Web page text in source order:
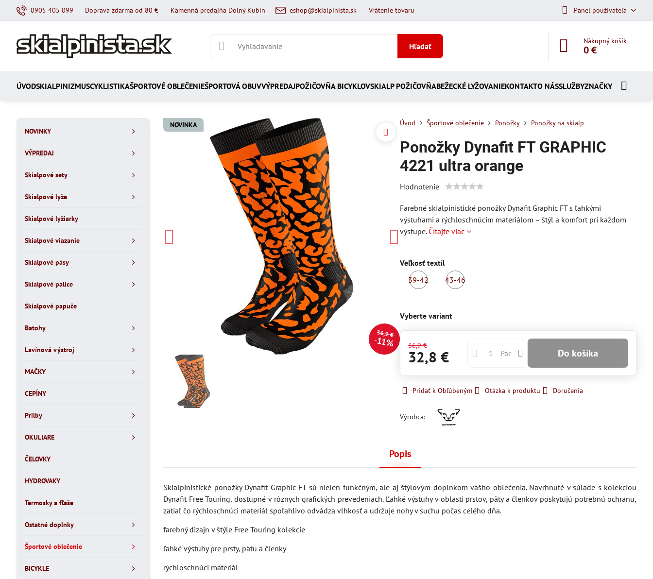
0905 405 099 Doprava zdarma od 80 € Kamenná predajňa Dolný Kubín eshop@skialpinista.sk Vrátenie tovaru Panel používateľa
Hľadať
Nákupný košík
0 €
ÚVODSKIALPINIZMUSCYKLISTIKAŠPORTOVÉ OBLEČENIEŠPORTOVÁ OBUVVÝPREDAJPOŽIČOVŇA BICYKLOVSKIALP POŽIČOVŇABEŽECKÉ LYŽOVANIEKONTAKTO NÁSSLUŽBYZNAČKY
NOVINKA
36,9 €
11%
Úvod Športové oblečenie Ponožky Ponožky na skialp
Ponožky Dynafit FT GRAPHIC
4221 ultra orange
Hodnotenie
Farebné skialpinistické ponožky Dynafit Graphic FT s ľahkými
výstuhami a rýchloschnúcim materiálom – štýl a komfort pri každom
výstupe. Čítajte viac
Veľkosť textil
39-42
43-46
Vyberte variant
36,9 €
32,8 € Pár Do košíka
Pridať k Obľúbeným Otázka k produktu Doručenia
Výrobca:
Popis
Skialpinistické ponožky Dynafit Graphic FT sú nielen funkčným, ale aj štýlovým doplnkom vášho oblečenia. Navrhnuté v súlade s kolekciou
Dynafit Free Touring, dostupné v rôznych grafických prevedeniach. Ľahké výstuhy v oblasti prstov, päty a členkov poskytujú potrebnú ochranu,
zatiaľ čo rýchloschnúci materiál spoľahlivo odvádza vlhkosť a udržuje nohy v suchu počas celého dňa.
farebný dizajn v štýle Free Touring kolekcie
ľahké výstuhy pre prsty, pätu a členky
rýchloschnúci materiál
NOVINKY
VÝPREDAJ
Skialpové sety
Skialpové lyže
Skialpové lyžiarky
Skialpové viazanie
Skialpové pásy
Skialpové palice
Skialpové papuče
Batohy
Lavínová výstroj
MAČKY
CEPÍNY
Prilby
OKULIARE
ČELOVKY
HYDROVAKY
Termosky a fľaše
Ostatné doplnky
Športové oblečenie
BICYKLE